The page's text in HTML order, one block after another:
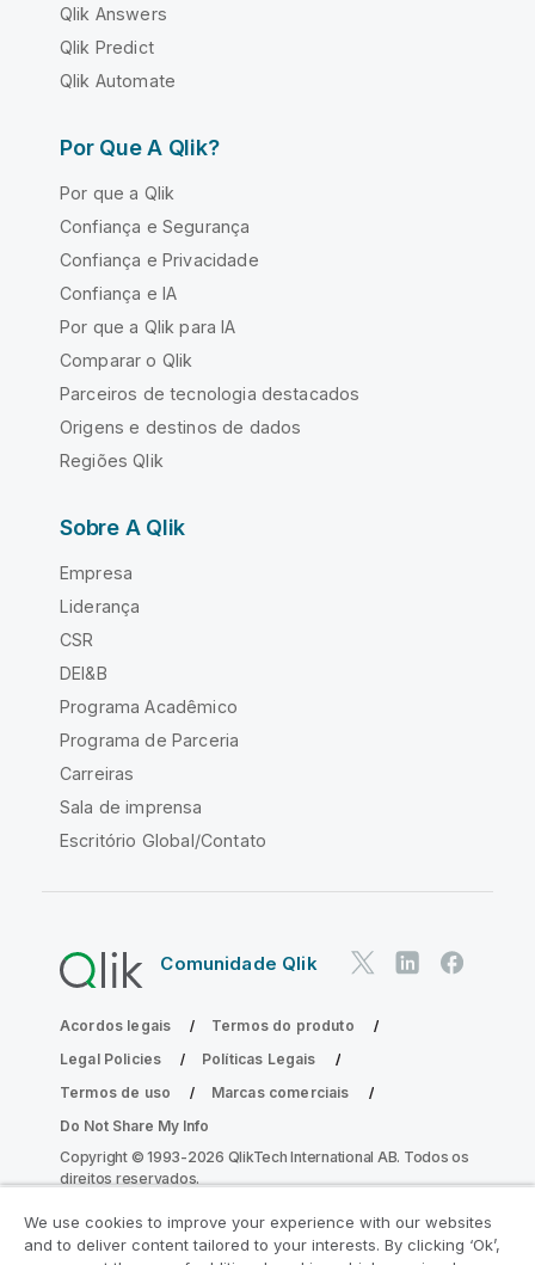
Qlik Answers
Qlik Predict
Qlik Automate
Por Que A Qlik?
Por que a Qlik
Confiança e Segurança
Confiança e Privacidade
Confiança e IA
Por que a Qlik para IA
Comparar o Qlik
Parceiros de tecnologia destacados
Origens e destinos de dados
Regiões Qlik
Sobre A Qlik
Empresa
Liderança
CSR
DEI&B
Programa Acadêmico
Programa de Parceria
Carreiras
Sala de imprensa
Escritório Global/Contato
Comunidade Qlik
Acordos legais
Termos do produto
Legal Policies
Políticas Legais
Termos de uso
Marcas comerciais
Do Not Share My Info
Copyright © 1993-2026 QlikTech International AB. Todos os
direitos reservados.
We use cookies to improve your experience with our websites
and to deliver content tailored to your interests. By clicking ‘Ok’,